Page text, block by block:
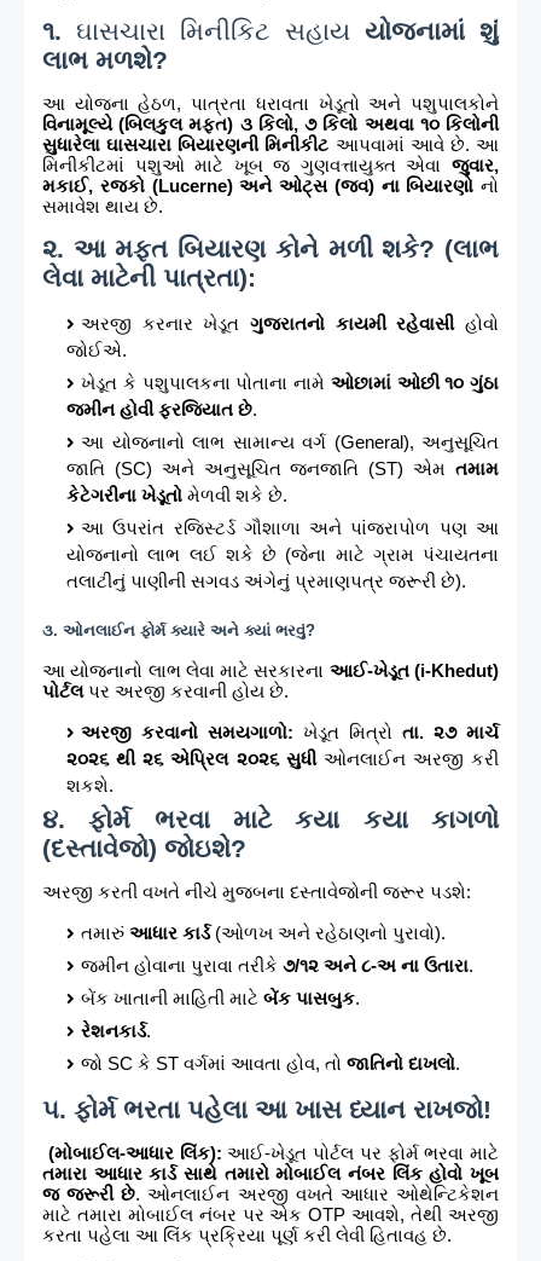
૧. ઘાસચારા મિનીકિટ સહાય યોજનામાં શું
લાભ મળશે?
આ યોજના હેઠળ, પાત્રતા ધરાવતા ખેડૂતો અને પશુપાલકોને
વિનામૂલ્યે (બિલકુલ મફત) ૩ કિલો, ૭ કિલો અથવા ૧૦ કિલોની
સુધારેલા ઘાસચારા બિયારણની મિનીકીટ આપવામાં આવે છે. આ
મિનીકીટમાં પશુઓ માટે ખૂબ જ ગુણવત્તાયુક્ત એવા જુવાર,
મકાઈ, રજકો (Lucerne) અને ઓટ્સ (જવ) ના બિયારણો નો
સમાવેશ થાય છે.
૨. આ મફત બિયારણ કોને મળી શકે? (લાભ
લેવા માટેની પાત્રતા):
અરજી કરનાર ખેડૂત ગુજરાતનો કાયમી રહેવાસીહોવો
જોઈએ.
ખેડૂત કે પશુપાલકના પોતાના નામે ઓછામાં ઓછી ૧૦ ગુંઠા
જમીન હોવી ફરજિયાત છે.
આ યોજનાનો લાભ સામાન્ય વર્ગ (General), અનુસૂચિત
જાતિ (SC) અને અનુસૂચિત જનજાતિ (ST) એમ તમામ
કેટેગરીના ખેડૂતો મેળવી શકે છે.
આ ઉપરાંત રજિસ્ટર્ડ ગૌશાળા અને પાંજરાપોળ પણ આ
યોજનાનો લાભ લઈ શકે છે (જેના માટે ગ્રામ પંચાયતના
તલાટીનું પાણીની સગવડ અંગેનું પ્રમાણપત્ર જરૂરી છે).
૩. ઓનલાઈન ફોર્મ ક્યારે અને ક્યાં ભરવું?
આ યોજનાનો લાભ લેવા માટે સરકારના આઈ-ખેડૂત (i-Khedut)
પોર્ટલપર અરજી કરવાની હોય છે.
અરજી કરવાનો સમયગાળો: ખેડૂત મિત્રો તા. ૨૭ માર્ચ
૨૦૨૬ થી ૨૬ એપ્રિલ ૨૦૨૬ સુધીઓનલાઈન અરજી કરી
શકશે.
૪. ફોર્મ ભરવા માટે કયા કયા કાગળો
(દસ્તાવેજો) જોઇશે?
અરજી કરતી વખતે નીચે મુજબના દસ્તાવેજોની જરૂર પડશે:
તમારું આધાર કાર્ડ(ઓળખ અને રહેઠાણનો પુરાવો).
જમીન હોવાના પુરાવા તરીકે ૭/૧૨ અને ૮-અ ના ઉતારા.
બેંક ખાતાની માહિતી માટે બેંક પાસબુક.
રેશનકાર્ડ.
જો SC કે ST વર્ગમાં આવતા હોવ, તો જાતિનો દાખલો.
૫. ફોર્મ ભરતા પહેલા આ ખાસ ધ્યાન રાખજો!
(મોબાઈલ-આધાર લિંક): આઈ-ખેડૂત પોર્ટલ પર ફોર્મ ભરવા માટે
તમારા આધાર કાર્ડ સાથે તમારો મોબાઈલ નંબર લિંક હોવો ખૂબ
જ જરૂરી છે. ઓનલાઈન અરજી વખતે આધાર ઓથેન્ટિકેશન
માટે તમારા મોબાઈલ નંબર પર એક OTP આવશે, તેથી અરજી
કરતા પહેલા આ લિંક પ્રક્રિયા પૂર્ણ કરી લેવી હિતાવહ છે.